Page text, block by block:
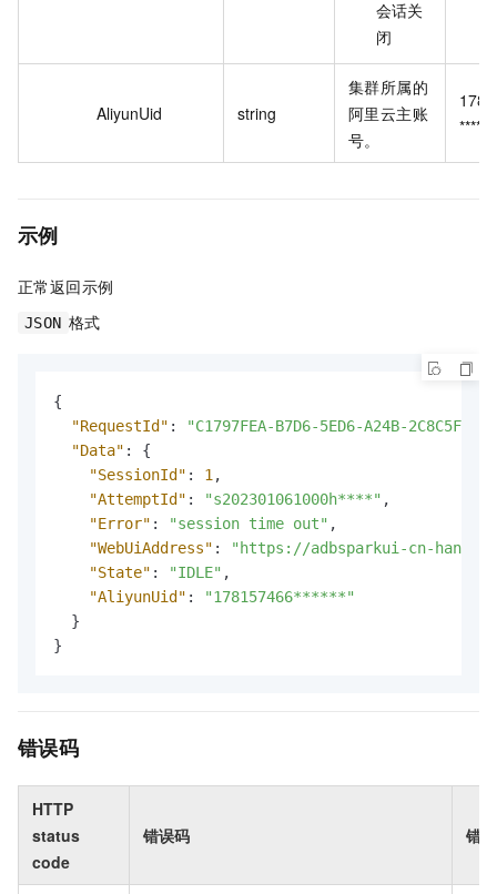
会话关
闭
AliyunUid string
集群所属的
阿里云主账
号。
******
示例
正常返回示例
JSON 格式
{
"RequestId" :
"C1797FEA-B7D6-5ED6-A24B-
"Data" :
{
"SessionId" : 1 ,
"AttemptId" : "s202301061000h****" ,
"Error" : "session time out" ,
"WebUiAddress" :
"https://adbsparkui-cn-
"State" : "IDLE" ,
"AliyunUid" :
"178157466******"
}
}
错误码
HTTP
status
code
错误码 错